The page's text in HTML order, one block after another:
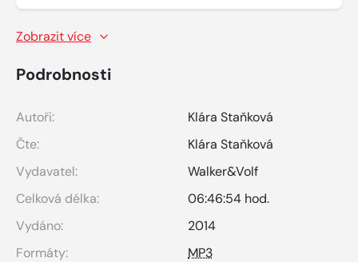
Zobrazit více
Podrobnosti
Autoři:
Klára Staňková
Čte:
Klára Staňková
Vydavatel:
Walker&Volf
Celková délka:
06:46:54 hod.
Vydáno:
2014
Formáty:
MP3